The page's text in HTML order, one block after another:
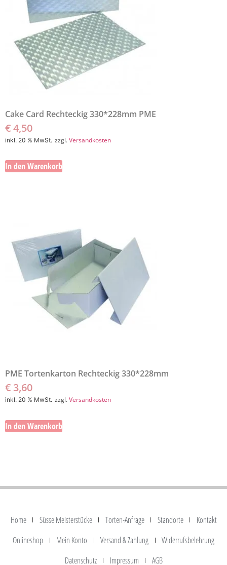
Cake Card Rechteckig 330*228mm PME
€4,50
inkl. 20 % MwSt. zzgl.Versandkosten
In den Warenkorb
PME Tortenkarton Rechteckig 330*228mm
€ 3,60
inkl. 20 % MwSt. zzgl.Versandkosten
In den Warenkorb
Home Süsse Meisterstücke Torten-Anfrage Standorte
Kontakt
Onlineshop
Mein Konto Versand & Zahlung
Widerrufsbelehrung
Datenschutz
Impressum AGB